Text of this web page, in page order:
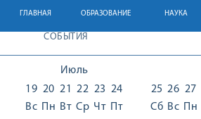
ГЛАВНАЯ ОБРАЗОВАНИЕ НАУКА
СОБЫТИЯ
Июль
19
Вс
20
Пн
21
Вт
22
Ср
23
Чт
24
Пт
25
Сб
26
Вс
27
Пн